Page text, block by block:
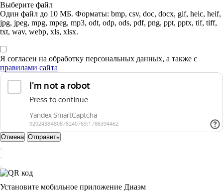
Выберите файл
Один файл до 10 МБ. Форматы: bmp, csv, doc, docx, gif, heic, heif,
jpg, jpeg, mpg, mpeg, mp3, odt, odp, ods, pdf, png, ppt, pptx, tif, tiff,
txt, wav, webp, xls, xlsx.
Я согласен на обработку персональных данных, а также с
правилами сайта
Отмена Отправить
Установите мобильное приложение Диаэм